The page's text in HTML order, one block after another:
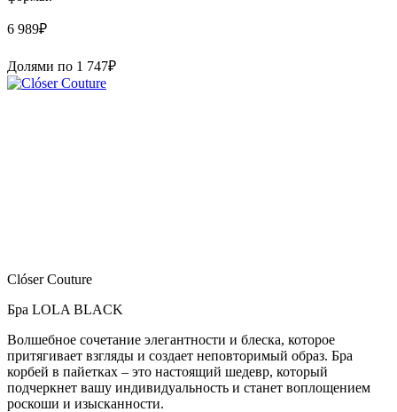
6 989₽
Долями по 1 747₽
Clóser Couture
Бра LOLA BLACK
Волшебное сочетание элегантности и блеска, которое
притягивает взгляды и создает неповторимый образ. Бра
корбей в пайетках – это настоящий шедевр, который
подчеркнет вашу индивидуальность и станет воплощением
роскоши и изысканности.